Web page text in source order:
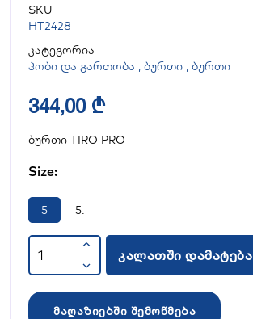
SKU
HT2428
კატეგორია
ჰობი და გართობა , ბურთი , ბურთი
344,00 ₾
ბურთი TIRO PRO
Size:
5 5.
კალათში დამატება
მაღაზიებში შემოწმება